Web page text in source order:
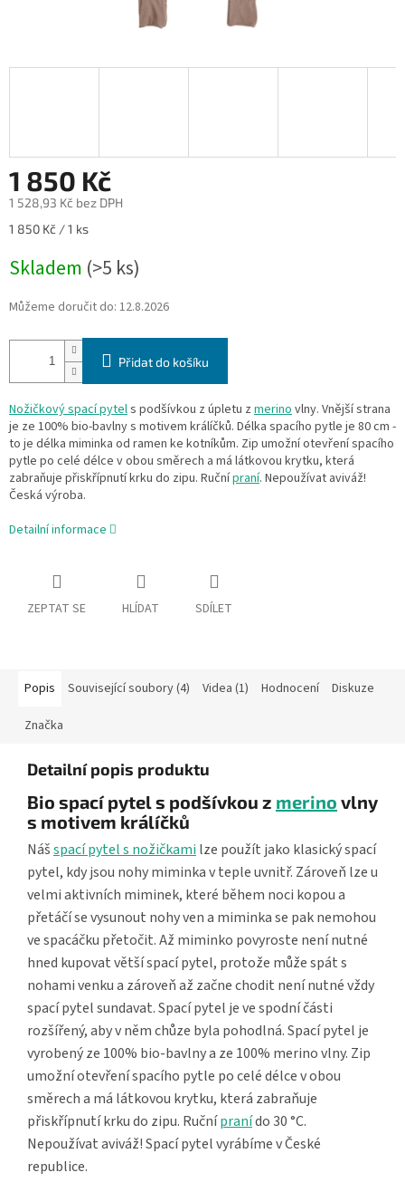
1 850 Kč
1 528,93 Kč bez DPH
Měrná
1 850 Kč / 1 ks
Skladem (>5 ks)
Můžeme doručit do: 12.8.2026
Přidat do košíku
Nožičkový spací pytels podšívkou z úpletu z merinovlny. Vnější strana
je ze 100% bio-bavlny s motivem králíčků. Délka spacího pytle je 80 cm -
to je délka miminka od ramen ke kotníkům. Zip umožní otevření spacího
pytle po celé délce v obou směrech a má látkovou krytku, která
zabraňuje přiskřípnutí krku do zipu. Ručnípraní. Nepoužívat aviváž!
Česká výroba.
Detailní informace
ZEPTAT SE HLÍDAT SDÍLET
Popis Související soubory (4) Videa (1) Hodnocení Diskuze
Značka
Detailní popis produktu
Bio spací pytel s podšívkou z merino vlny
s motivem králíčků
Nášspací pytel s nožičkami lze použít jako klasický spací
pytel, kdy jsou nohy miminka v teple uvnitř. Zároveň lze u
velmi aktivních miminek, které během noci kopou a
přetáčí se vysunout nohy ven a miminka se pak nemohou
ve spacáčku přetočit. Až miminko povyroste není nutné
hned kupovat větší spací pytel, protože může spát s
nohami venku a zároveň až začne chodit není nutné vždy
spací pytel sundavat. Spací pytel je ve spodní části
rozšířený, aby v něm chůze byla pohodlná. Spací pytel je
vyrobený ze 100% bio-bavlny a ze 100% merino vlny. Zip
umožní otevření spacího pytle po celé délce v obou
směrech a má látkovou krytku, která zabraňuje
přiskřípnutí krku do zipu. Ručnípranído 30 °C.
Nepoužívat aviváž! Spací pytel vyrábíme v České
republice.